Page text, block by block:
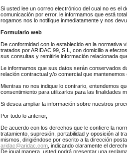
Si usted lee un correo electrónico del cual no es el
comunicación por error, le informamos que está
rogamos nos lo notifique inmediatamente y nos
Formulario web
De conformidad con lo establecido en la normativa
tratados por ARIDAC 99, S.L, con domicilio a
sus consultas y remitirle información relacionada
Le informamos que sus datos serán conservados
relación contractual y/o comercial que
Mientras no nos indique lo contrario, entendemos
consentimiento para utilizarlos para las finalidades
Si desea ampliar la información sobre nuestros
Por todo lo anterior,
De acuerdo con los derechos que le confiere la
tratamiento, supresión, portabilidad y oposición al
mismos, dirigiéndose por escrito a la dirección
aridac@aridac.com , indicando claramente el
De igual manera, usted podrá presentar una